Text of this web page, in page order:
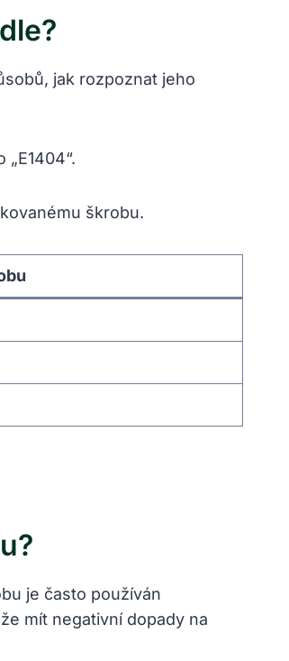
jak rozpoznat jeho
škrobu.
je často používán
mít negativní dopady na